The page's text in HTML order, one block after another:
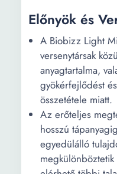
Előnyök és
A Biobizz Light
versenytársak
anyagtartalma,
gyökérfejlődést
összetétele miatt.
Az erőteljes
hosszú
egyedülálló